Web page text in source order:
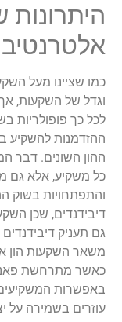
כמו שציינו מעל
וגדל של השקעות,
לכל כך פופולריות
ההזדמנות להשקיע
ההון השונים. דבר
כל משקיע, אלא גם
והתפתחויות בשוק
דיבידנדים, שכן
גם תעניק
משאר השקעות הון
כאשר מתרחשת
באפשרות
עוזרים בשמירה על